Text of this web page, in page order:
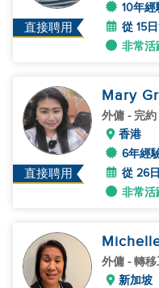
直接聘用
10年經
從 15
非常活
直接聘用
Mary
外傭 - 完約
香港
6年經
從 26
非常活
外傭 - 轉
新加坡